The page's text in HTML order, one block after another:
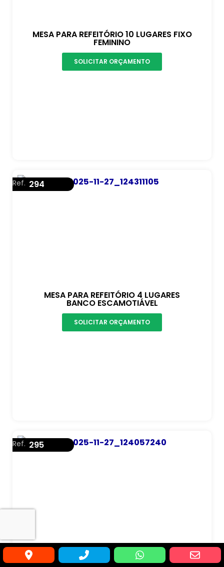
MESA PARA REFEITÓRIO 10 LUGARES FIXO
FEMININO
SOLICITAR ORÇAMENTO
MESA PARA REFEITÓRIO 4 LUGARES
BANCO ESCAMOTIÁVEL
Ref. 294
SOLICITAR ORÇAMENTO
MESA PARA REFEITÓRIO 6 LUGARES
BANCO ESCAMOTIÁVEL
Ref. 295